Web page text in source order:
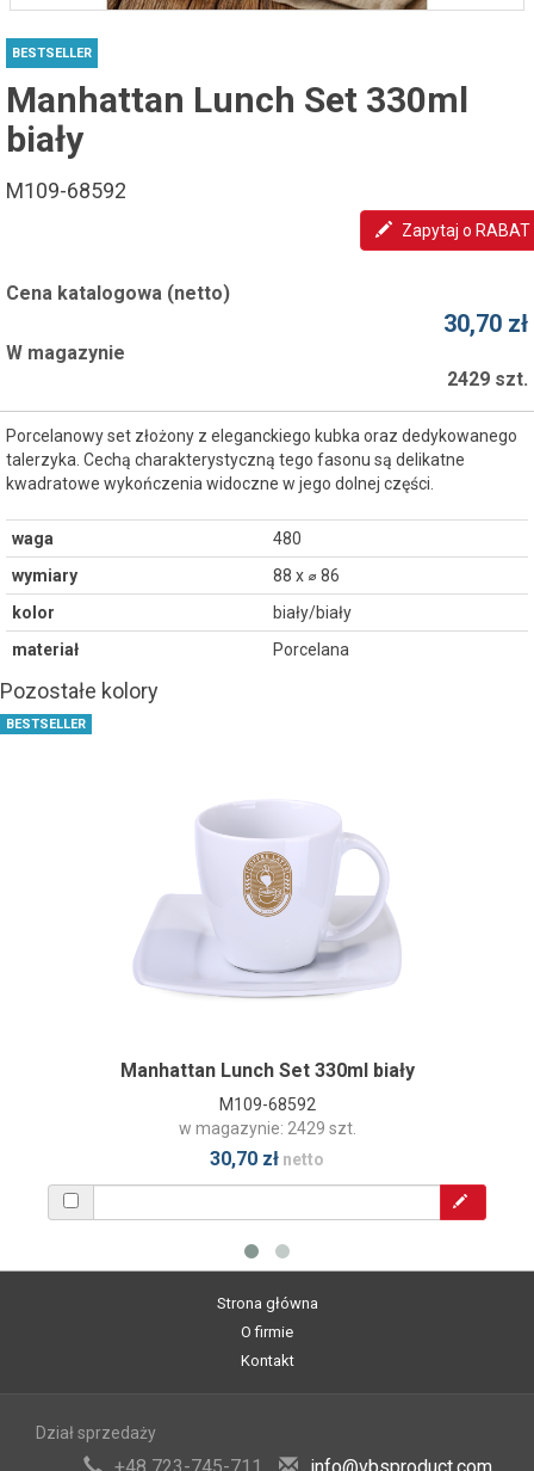
BESTSELLER
Manhattan Lunch Set 330ml
biały
M109-68592
Zapytaj o RABAT
Cena katalogowa (netto)
30,70 zł
W magazynie
2429 szt.
Porcelanowy set złożony z eleganckiego kubka oraz dedykowanego
talerzyka. Cechą charakterystyczną tego fasonu są delikatne
kwadratowe wykończenia widoczne w jego dolnej części.
waga
480
wymiary
88 x ⌀ 86
kolor
biały/biały
materiał
Porcelana
Pozostałe kolory
BESTSELLER
Manhattan Lunch Set 330ml biały
M109-68592
w magazynie: 2429 szt.
30,70 zł netto
Strona główna
O firmie
Kontakt
Dział sprzedaży
+48 723-745-711 info@vbsproduct.com